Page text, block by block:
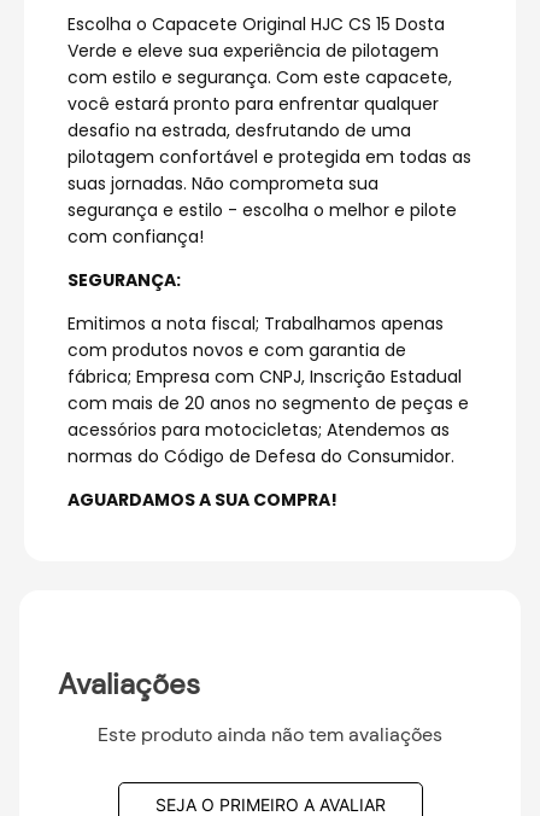
Escolha o Capacete Original HJC CS 15 Dosta
Verde e eleve sua experiência de pilotagem
com estilo e segurança. Com este capacete,
você estará pronto para enfrentar qualquer
desafio na estrada, desfrutando de uma
pilotagem confortável e protegida em todas as
suas jornadas. Não comprometa sua
segurança e estilo - escolha o melhor e pilote
com confiança!
SEGURANÇA:
Emitimos a nota fiscal; Trabalhamos apenas
com produtos novos e com garantia de
fábrica; Empresa com CNPJ, Inscrição Estadual
com mais de 20 anos no segmento de peças e
acessórios para motocicletas; Atendemos as
normas do Código de Defesa do Consumidor.
AGUARDAMOS A SUA COMPRA!
Avaliações
Este produto ainda não tem avaliações
SEJA O PRIMEIRO A AVALIAR